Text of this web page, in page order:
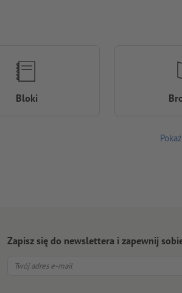
Bloki
Zapisz się do newslettera i zapewnij